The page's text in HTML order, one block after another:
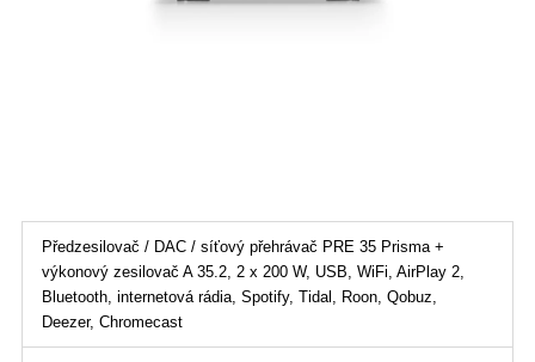
Předzesilovač / DAC / síťový přehrávač PRE 35 Prisma +
výkonový zesilovač A 35.2, 2 x 200 W, USB, WiFi, AirPlay 2,
Bluetooth, internetová rádia, Spotify, Tidal, Roon, Qobuz,
Deezer, Chromecast